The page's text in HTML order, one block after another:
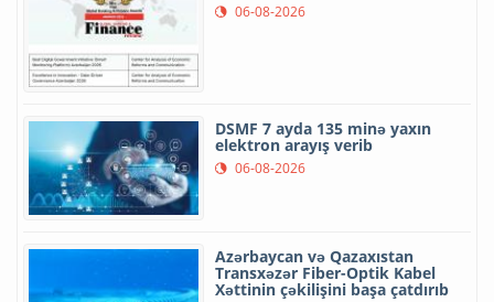
06-08-2026
DSMF 7 ayda 135 minə yaxın
elektron arayış verib
06-08-2026
Azərbaycan və Qazaxıstan
Transxəzər Fiber-Optik Kabel
Xəttinin çəkilişini başa çatdırıb